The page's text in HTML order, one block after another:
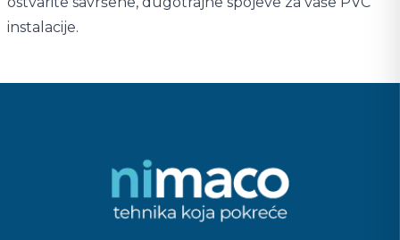
instalacije.